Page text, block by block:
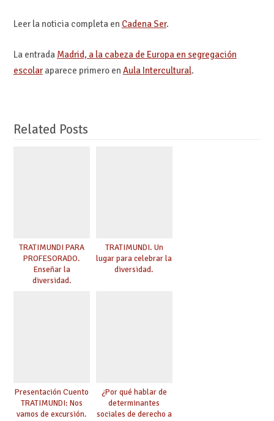
Leer la noticia completa en Cadena Ser.
La entrada Madrid, a la cabeza de Europa en segregación
escolaraparece primero en Aula Intercultural.
Related Posts
TRATIMUNDI PARA
PROFESORADO.
Enseñar la
diversidad.
TRATIMUNDI. Un
lugar para celebrar la
diversidad.
Presentación Cuento
TRATIMUNDI: Nos
vamos de excursión.
¿Por qué hablar de
determinantes
sociales de derecho a